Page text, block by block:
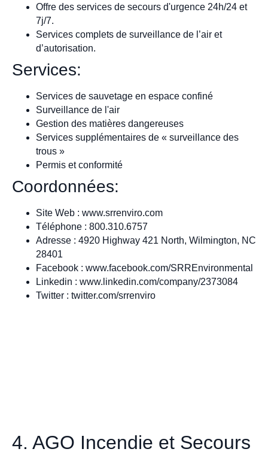
Offre des services de secours d'urgence 24h/24 et
7j/7.
Services complets de surveillance de l’air et
d’autorisation.
Services:
Services de sauvetage en espace confiné
Surveillance de l'air
Gestion des matières dangereuses
Services supplémentaires de « surveillance des
trous »
Permis et conformité
Coordonnées:
Site Web : www.srrenviro.com
Téléphone : 800.310.6757
Adresse : 4920 Highway 421 North, Wilmington, NC
28401
Facebook : www.facebook.com/SRREnvironmental
Linkedin : www.linkedin.com/company/2373084
Twitter : twitter.com/srrenviro
4. AGO Incendie et Secours